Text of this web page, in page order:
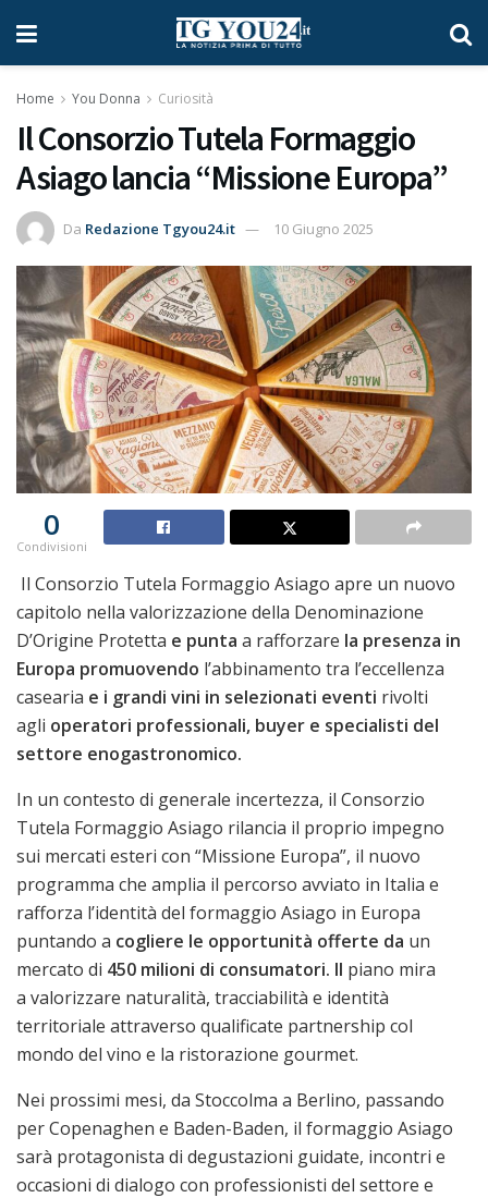
Home You Donna Curiosità
Il Consorzio Tutela Formaggio
Asiago lancia “Missione Europa”
Da Redazione Tgyou24.it 10 Giugno 2025
0
Condivisioni
Il Consorzio Tutela Formaggio Asiago apre un nuovo
capitolo nella valorizzazione della Denominazione
D’Origine Protetta e punta a rafforzare la presenza in
Europa promuovendo l’abbinamento tra l’eccellenza
casearia e i grandi vini in selezionati eventi rivolti
agli operatori professionali, buyer e specialisti del
settore enogastronomico.
In un contesto di generale incertezza, il Consorzio
Tutela Formaggio Asiago rilancia il proprio impegno
sui mercati esteri con “Missione Europa”, il nuovo
programma che amplia il percorso avviato in Italia e
rafforza l’identità del formaggio Asiago in Europa
puntando a cogliere le opportunità offerte da un
mercato di 450 milioni di consumatori. Il piano mira
a valorizzare naturalità, tracciabilità e identità
territoriale attraverso qualificate partnership col
mondo del vino e la ristorazione gourmet.
Nei prossimi mesi, da Stoccolma a Berlino, passando
per Copenaghen e Baden-Baden, il formaggio Asiago
sarà protagonista di degustazioni guidate, incontri e
occasioni di dialogo con professionisti del settore e